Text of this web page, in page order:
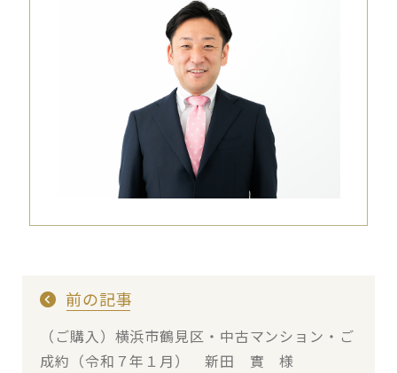
前の記事
（ご購入）横浜市鶴見区・中古マンション・ご
成約（令和７年１月） 新田 實 様